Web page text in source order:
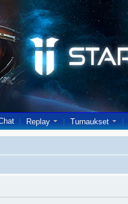
Replay Turnaukset